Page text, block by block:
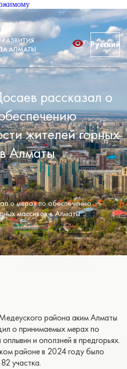
РАЗВИТИЯ
АЛМАТЫ
Русский
рассказал о
жителей горных
Алматы
о мерах по обеспечению
массивов в Алматы
района аким Алматы
о принимаемых мерах по
и оползней в предгорьях.
районе в 2024 году было
участка.